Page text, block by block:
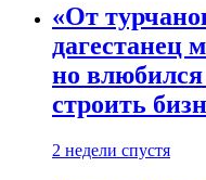
«От
дагестанец
но
строить
2 недели спустя